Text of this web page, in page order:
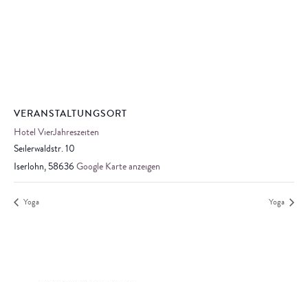
VERANSTALTUNGSORT
Hotel VierJahreszeiten
Seilerwaldstr. 10
Iserlohn, 58636 Google Karte anzeigen
Yoga Yoga